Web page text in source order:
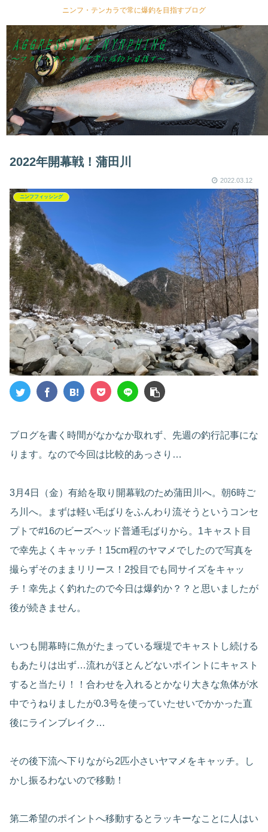
ニンフ・テンカラで常に爆釣を目指すブログ
2022年開幕戦！蒲田川
2022.03.12
ニンフフィッシング
ブログを書く時間がなかなか取れず、先週の釣行記事にな
ります。なので今回は比較的あっさり…
3月4日（金）有給を取り開幕戦のため蒲田川へ。朝6時ご
ろ川へ。まずは軽い毛ばりをふんわり流そうというコンセ
プトで#16のビーズヘッド普通毛ばりから。1キャスト目
で幸先よくキャッチ！15cm程のヤマメでしたので写真を
撮らずそのままリリース！2投目でも同サイズをキャッ
チ！幸先よく釣れたので今日は爆釣か？？と思いましたが
後が続きません。
いつも開幕時に魚がたまっている堰堤でキャストし続ける
もあたりは出ず…流れがほとんどないポイントにキャスト
すると当たり！！合わせを入れるとかなり大きな魚体が水
中でうねりましたが0.3号を使っていたせいでかかった直
後にラインブレイク…
その後下流へ下りながら2匹小さいヤマメをキャッチ。し
かし振るわないので移動！
第二希望のポイントへ移動するとラッキーなことに人はい